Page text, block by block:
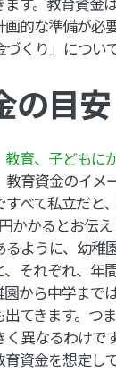
画的な準備が必
くり」につい
の目安
育、子どもに
育資金のイメ
べて私立だと
かかるとお伝
るように、幼稚
、それぞれ、年
から中学まで
てきます。つ
く異なるわけで
資金を想定し